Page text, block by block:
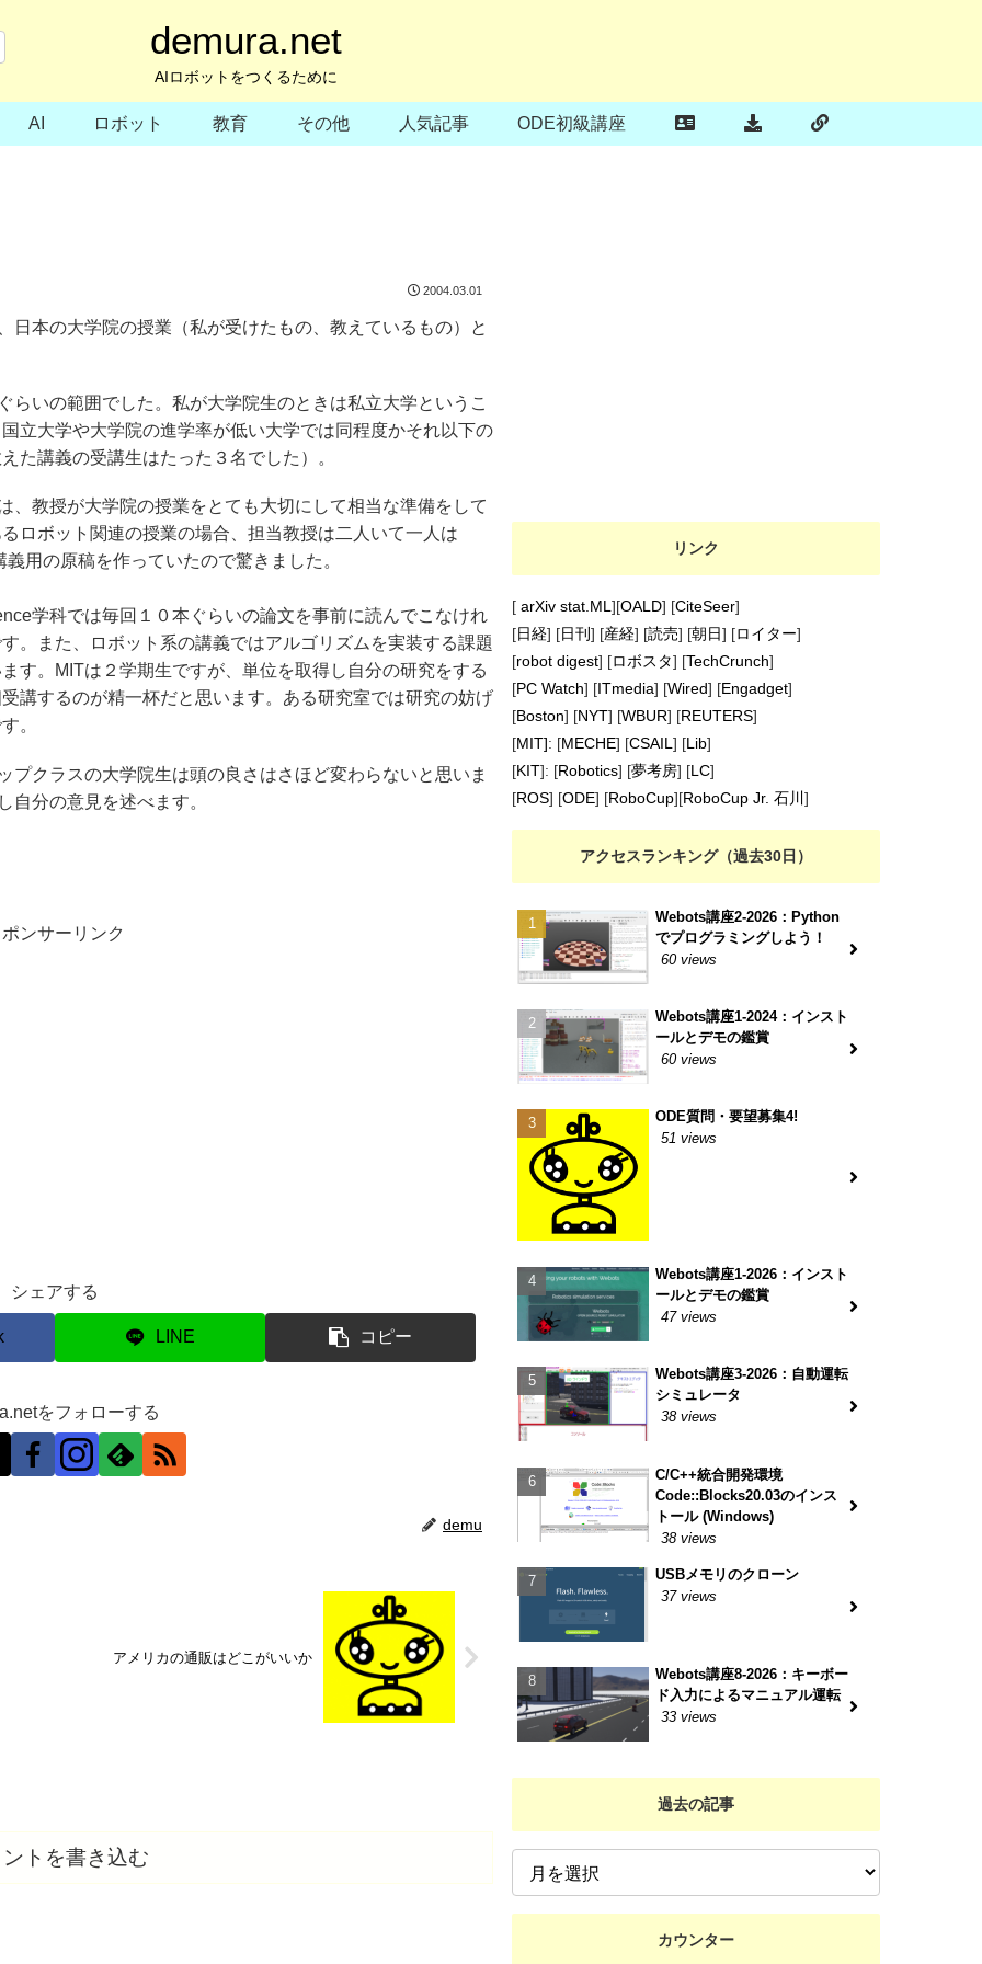
demura.net
AIロボットをつくるために
AI ロボット 教育 その他 人気記事 ODE初級講座
2004.03.01
日本の大学院の授業（私が受けたもの、教えているもの）と
らいの範囲でした。私が大学院生のときは私立大学というこ
立大学や大学院の進学率が低い大学では同程度かそれ以下の
た講義の受講生はたった３名でした）。
、教授が大学院の授業をとても大切にして相当な準備をして
ロボット関連の授業の場合、担当教授は二人いて一人は
用の原稿を作っていたので驚きました。
学科では毎回１０本ぐらいの論文を事前に読んでこなけれ
。また、ロボット系の講義ではアルゴリズムを実装する課題
す。MITは２学期生ですが、単位を取得し自分の研究をする
講するのが精一杯だと思います。ある研究室では研究の妨げ
。
プクラスの大学院生は頭の良さはさほど変わらないと思いま
自分の意見を述べます。
ポンサーリンク
シェアする
LINE コピー
をフォローする
demu
アメリカの通販はどこがいいか
ントを書き込む
リンク
[ arXiv stat.ML ][OALD] [CiteSeer]
[日経] [日刊 ] [産経] [読売] [朝日] [ロイター]
[robot digest] [ロボスタ] [TechCrunch]
[PC Watch] [ITmedia] [Wired] [Engadget]
[Boston] [NYT] [WBUR] [REUTERS]
[MIT]: [MECHE] [CSAIL ] [Lib]
[KIT]: [Robotics] [夢考房] [LC]
[ROS] [ODE] [RoboCup][RoboCup Jr. 石川 ]
アクセスランキング（過去30日）
Webots講座2-2026：Python
でプログラミングしよう！
60 views
Webots講座1-2024：インスト
ールとデモの鑑賞
60 views
ODE質問・要望募集4!
51 views
Webots講座1-2026：インスト
ールとデモの鑑賞
47 views
Webots講座3-2026：自動運転
シミュレータ
38 views
C/C++統合開発環境
Code::Blocks20.03のインス
トール (Windows)
38 views
USBメモリのクローン
37 views
Webots講座8-2026：キーボー
ド入力によるマニュアル運転
33 views
過去の記事
カウンター